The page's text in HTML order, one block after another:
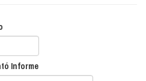
Informe